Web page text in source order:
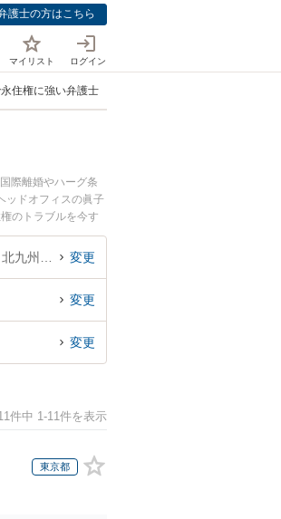
護士の方はこちら
マイリスト ログイン
住権に強い弁護士
際離婚やハーグ条
ッドオフィスの眞子
のトラブルを今す
相談予約したい』な
変更
変更
変更
件中 1-11件を表示
東京都